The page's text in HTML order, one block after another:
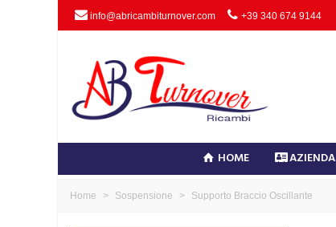
info@abricambiturnover.com +39 340 674 9144
HOME AZIENDA
Home > Sospensione > Supporto Braccio Oscillante